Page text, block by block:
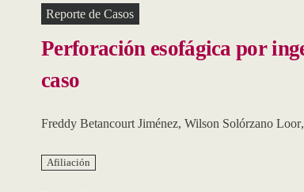
Reporte de Casos
Perforación esofágica por
caso
Freddy Betancourt Jiménez, Wilson Solórzano Loor,
Afiliación